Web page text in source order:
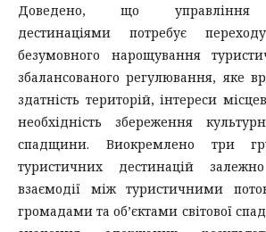
Доведено, що управління
дестинаціями потребує
безумовного нарощування
збалансованого регулювання, яке
здатність територій, інтереси
необхідність збереження
спадщини. Виокремлено три
туристичних дестинацій
взаємодії між туристичними
громадами та об’єктами світової